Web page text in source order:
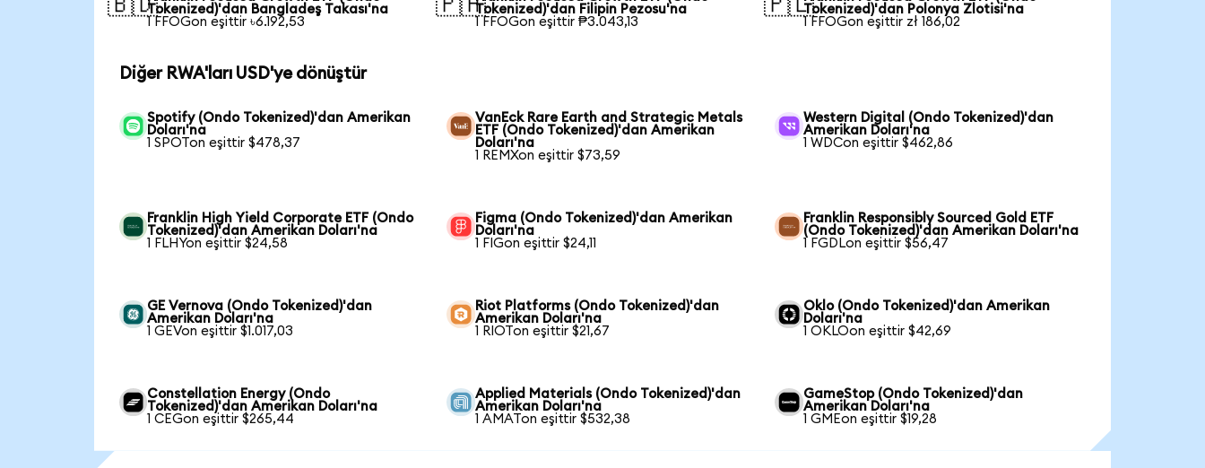
🇧🇩Tokenized)'dan Bangladeş Takası'na
1 FFOGon eşittir ৳6.192,53
🇵🇭Tokenized)'dan Filipin Pezosu'na
1 FFOGon eşittir ₱3.043,13
🇵🇱Tokenized)'dan Polonya Zlotisi'na
1 FFOGon eşittir zł 186,02
Diğer RWA'ları USD'ye dönüştür
Spotify (Ondo Tokenized)'dan Amerikan
Doları'na
1 SPOTon eşittir $478,37
VanEck Rare Earth and Strategic Metals
ETF (Ondo Tokenized)'dan Amerikan
Doları'na
1 REMXon eşittir $73,59
Western Digital (Ondo Tokenized)'dan
Amerikan Doları'na
1 WDCon eşittir $462,86
Franklin High Yield Corporate ETF (Ondo
Tokenized)'dan Amerikan Doları'na
1 FLHYon eşittir $24,58
Figma (Ondo Tokenized)'dan Amerikan
Doları'na
1 FIGon eşittir $24,11
Franklin Responsibly Sourced Gold ETF
(Ondo Tokenized)'dan Amerikan Doları'na
1 FGDLon eşittir $56,47
GE Vernova (Ondo Tokenized)'dan
Amerikan Doları'na
1 GEVon eşittir $1.017,03
Riot Platforms (Ondo Tokenized)'dan
Amerikan Doları'na
1 RIOTon eşittir $21,67
Oklo (Ondo Tokenized)'dan Amerikan
Doları'na
1 OKLOon eşittir $42,69
Constellation Energy (Ondo
Tokenized)'dan Amerikan Doları'na
1 CEGon eşittir $265,44
Applied Materials (Ondo Tokenized)'dan
Amerikan Doları'na
1 AMATon eşittir $532,38
GameStop (Ondo Tokenized)'dan
Amerikan Doları'na
1 GMEon eşittir $19,28